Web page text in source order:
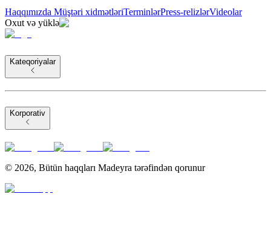
Haqqımızda Müştəri xidmətləriTerminlərPress-relizlərVideolar
Oxut və yüklə
Kateqoriyalar
Korporativ
© 2026, Bütün haqqları Madeyra tərəfindən qorunur